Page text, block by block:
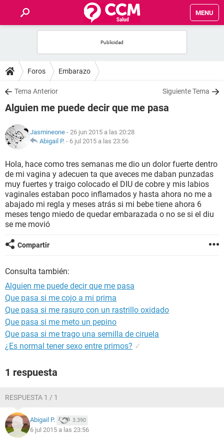
MENU
FOROS
SALUD
FAMILIA
NUTRICIÓN
BIENESTAR
SEXUALIDAD
GLOSARIO
Foros Embarazo
Tema Anterior Siguiente Tema
Alguien me puede decir que me pasa
Jasmineone - 26 jun 2015 a las 20:28
Abigail P. - 6 jul 2015 a las 23:56
Hola, hace como tres semanas me dio un dolor fuerte dentro
de mi vagina y adecuen ta que aveces me daban punzadas
muy fuertes y traigo colocado el DIU de cobre y mis labios
vaginales estaban poco inflamados y hasta ahora no me a
abajado mi regla y meses atrás si mi bebe tiene ahora 6
meses tengo miedo de quedar embarazada o no se si el diu
se me movió
Compartir
Consulta también:
Alguien me puede decir que me pasa
Que pasa si me cojo a mi prima
Que pasa si me rasuro con un rastrillo oxidado
Que pasa si me meto un pepino
Que pasa si me trago una semilla de ciruela
¿Es normal tener sexo entre primos? ✓
1 respuesta
RESPUESTA 1 / 1
Abigail P. 3.390
6 jul 2015 a las 23:56